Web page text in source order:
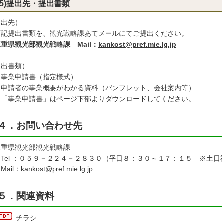
提出先・提出書類
出先）
提出書類を、観光戦略課あてメールにてご提出ください。
県観光部観光戦略課 Mail： kankost@pref.mie.lg.jp
出書類）
事業申請書 （指定様式）
請者の事業概要がわかる資料（パンフレット、会社案内等）
事業申請書」はページ下部よりダウンロードしてください。
４．お問い合わせ先
県観光部観光戦略課
：０５９－２２４－２８３０（平日８：３０～１７：１５ ※土日
： kankost@pref.mie.lg.jp
５．関連資料
チラシ